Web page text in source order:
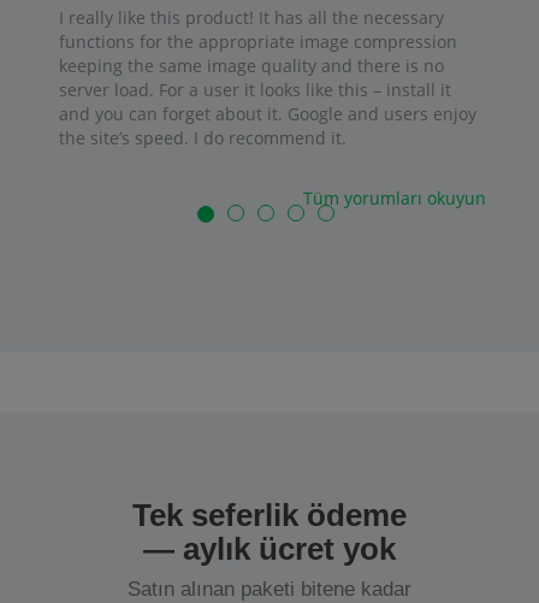
I really like this product! It has all the necessary
functions for the appropriate image compression
keeping the same image quality and there is no
server load. For a user it looks like this – install it
and you can forget about it. Google and users enjoy
the site’s speed. I do recommend it.
Tüm yorumları okuyun
Tek seferlik ödeme
— aylık ücret yok
Satın alınan paketi bitene kadar